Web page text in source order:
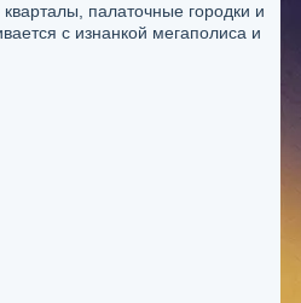
палаточные городки и
с изнанкой мегаполиса и